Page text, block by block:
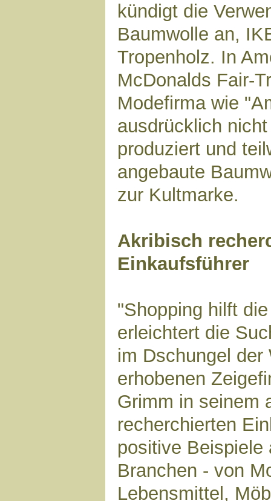
kündigt die
Baumwolle an,
Tropenholz. In
McDonalds Fair-
Modefirma wie
ausdrücklich
produziert und
angebaute
zur Kultmarke.
Akribisch
Einkaufsführer
"Shopping hilft
erleichtert die
im Dschungel der
erhobenen
Grimm in seinem
recherchierten
positive Beispiele
Branchen - von
Lebensmittel,